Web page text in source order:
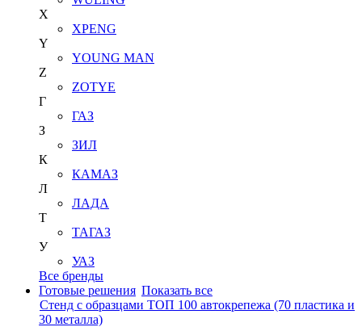
X
XPENG
Y
YOUNG MAN
Z
ZOTYE
Г
ГАЗ
З
ЗИЛ
К
КАМАЗ
Л
ЛАДА
Т
ТАГАЗ
У
УАЗ
Все бренды
Готовые решения Показать все
Стенд с образцами ТОП 100 автокрепежа (70 пластика и
30 металла)